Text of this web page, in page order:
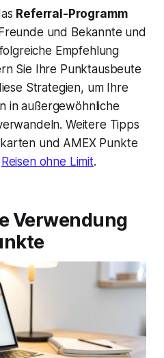
Referral-Programm
und Bekannte und
Empfehlung
Sie Ihre Punktausbeute
Strategien, um Ihre
in außergewöhnliche
Weitere Tipps
und AMEX Punkte
Reisen ohne Limit.
Verwendung